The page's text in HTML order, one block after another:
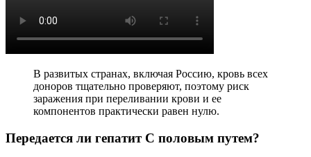
В развитых странах, включая Россию, кровь всех
доноров тщательно проверяют, поэтому риск
заражения при переливании крови и ее
компонентов практически равен нулю.
Передается ли гепатит C половым путем?